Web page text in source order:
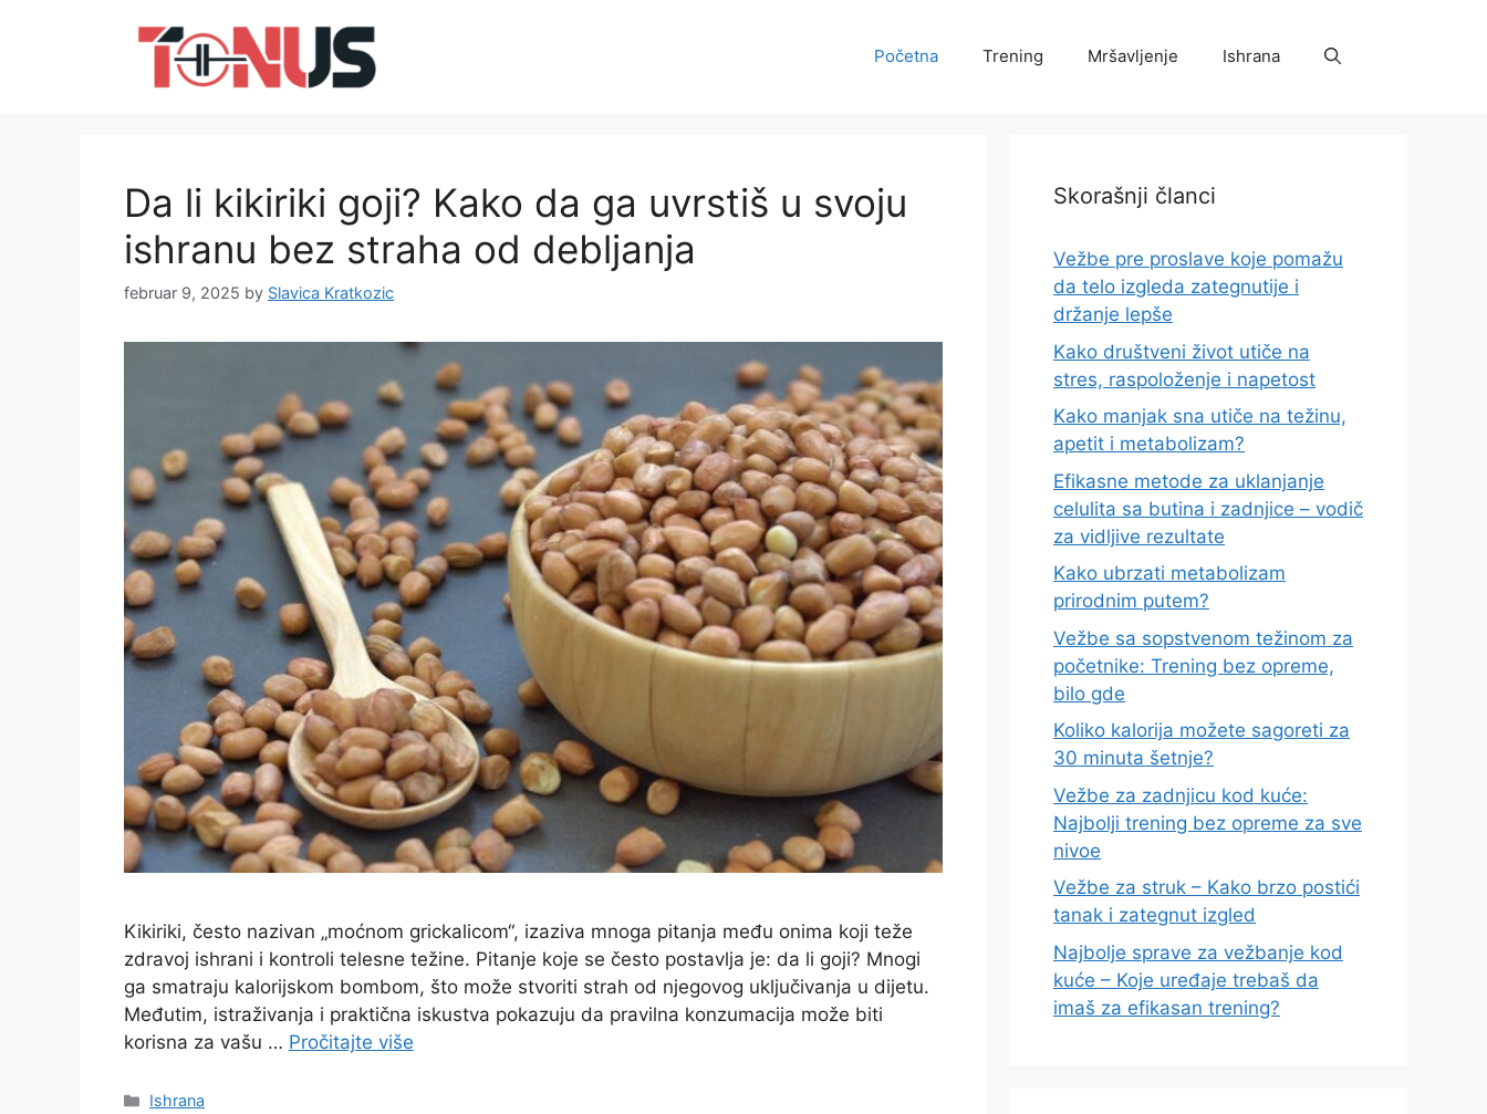
Početna Trening Mršavljenje Ishrana
Da li kikiriki goji? Kako da ga uvrstiš u svoju
ishranu bez straha od debljanja
februar 9, 2025 by Slavica Kratkozic
Kikiriki, često nazivan „moćnom grickalicom“, izaziva mnoga pitanja među onima koji teže
zdravoj ishrani i kontroli telesne težine. Pitanje koje se često postavlja je: da li goji? Mnogi
ga smatraju kalorijskom bombom, što može stvoriti strah od njegovog uključivanja u dijetu.
Međutim, istraživanja i praktična iskustva pokazuju da pravilna konzumacija može biti
korisna za vašu … Pročitajte više
Categories
Ishrana
Skorašnji članci
Vežbe pre proslave koje pomažu
da telo izgleda zategnutije i
držanje lepše
Kako društveni život utiče na
stres, raspoloženje i napetost
Kako manjak sna utiče na težinu,
apetit i metabolizam?
Efikasne metode za uklanjanje
celulita sa butina i zadnjice – vodič
za vidljive rezultate
Kako ubrzati metabolizam
prirodnim putem?
Vežbe sa sopstvenom težinom za
početnike: Trening bez opreme,
bilo gde
Koliko kalorija možete sagoreti za
30 minuta šetnje?
Vežbe za zadnjicu kod kuće:
Najbolji trening bez opreme za sve
nivoe
Vežbe za struk – Kako brzo postići
tanak i zategnut izgled
Najbolje sprave za vežbanje kod
kuće – Koje uređaje trebaš da
imaš za efikasan trening?